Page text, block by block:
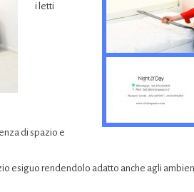
i letti
di spazio e
esiguo rendendolo adatto anche agli